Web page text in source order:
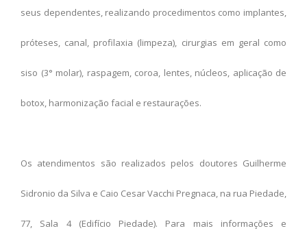
seus dependentes, realizando procedimentos como implantes,
próteses, canal, profilaxia (limpeza), cirurgias em geral como
siso (3° molar), raspagem, coroa, lentes, núcleos, aplicação de
botox, harmonização facial e restaurações.
Os atendimentos são realizados pelos doutores Guilherme
Sidronio da Silva e Caio Cesar Vacchi Pregnaca, na rua Piedade,
77, Sala 4 (Edifício Piedade). Para mais informações e